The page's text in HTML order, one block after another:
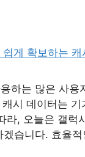
하는 많은 사
시 데이터는
라, 오늘은 갤럭
습니다. 효율